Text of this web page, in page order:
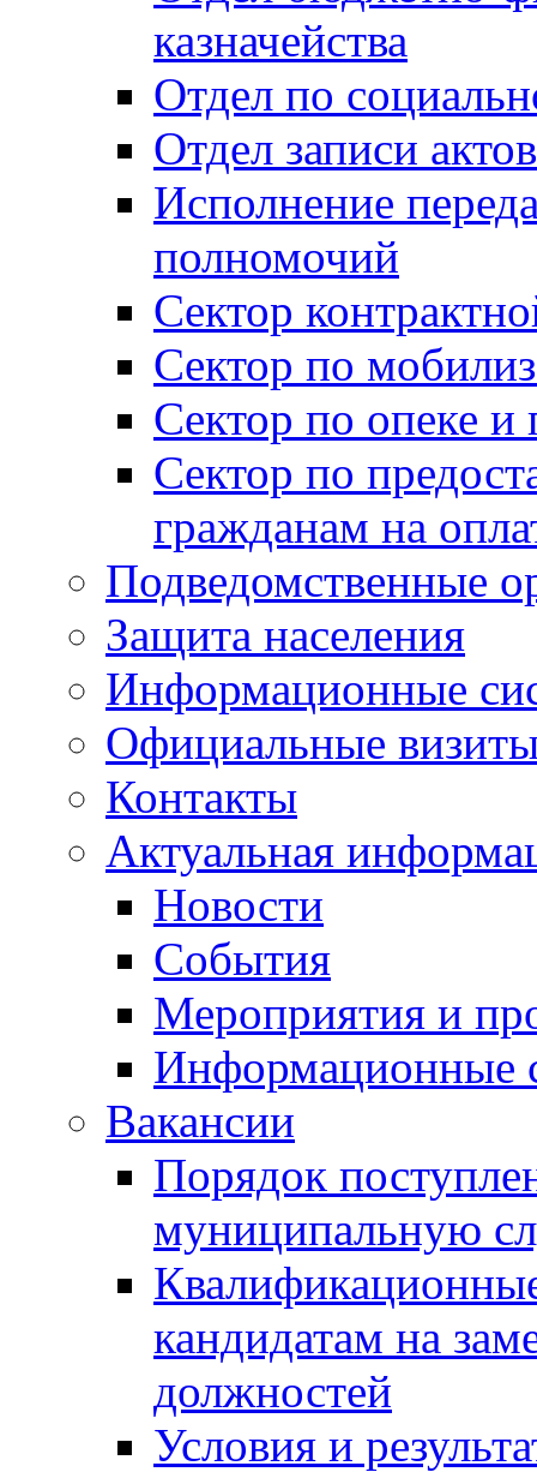
казначейства
Отдел по
Отдел записи
Исполнение
полномочий
Сектор
Сектор по
Сектор по опеке и
Сектор по
гражданам на
Подведомственные
Защита населения
Информационные
Официальные
Контакты
Актуальная
Новости
События
Мероприятия и
Информационные
Вакансии
Порядок
муниципальную
кандидатам на
должностей
Условия и